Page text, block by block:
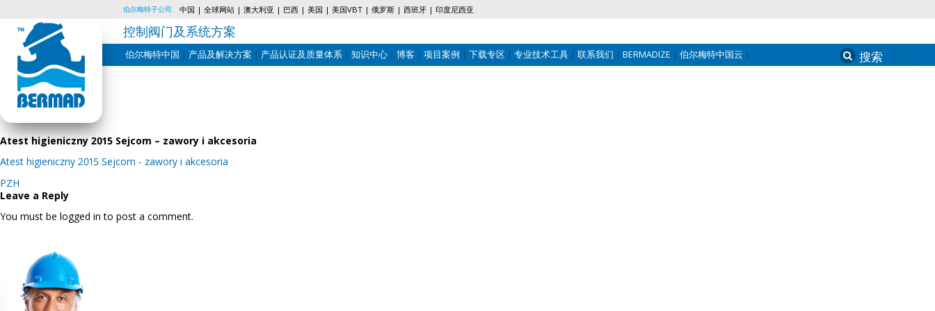
Skip
content
伯尔梅特子公司: 中国 全球网站 澳大利亚 巴西 美国 美国VBT 俄罗斯 西班牙 印度尼西亚
控制阀门及系统方案
伯尔梅特中国 产品及解决方案 产品认证及质量体系 知识中心 博客 项目案例 下载专区 专业技术工具 联系我们 BERMADIZE 伯尔梅特中国云 Search
for:
Atest higieniczny 2015 Sejcom – zawory i akcesoria
Atest higieniczny 2015 Sejcom - zawory i akcesoria
Post
navigation
PZH
Leave a Reply
You must be logged in to post a comment.